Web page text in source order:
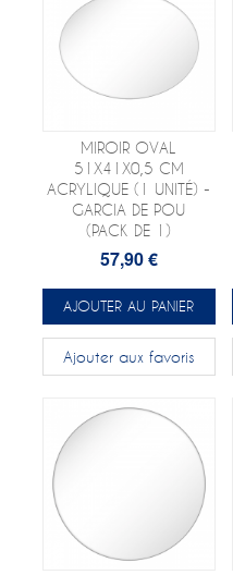
MIROIR OVAL
51X41X0,5 CM
ACRYLIQUE (1 UNITÉ) -
GARCIA DE POU
(PACK DE 1)
57,90 €
AJOUTER AU PANIER
Ajouter aux favoris